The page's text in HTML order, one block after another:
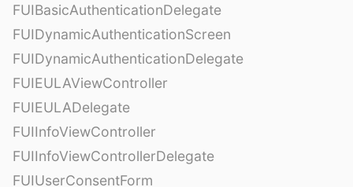
FUIBasicAuthenticationDelegate
FUIDynamicAuthenticationScreen
FUIDynamicAuthenticationDelegate
FUIEULAViewController
FUIEULADelegate
FUIInfoViewController
FUIInfoViewControllerDelegate
FUIUserConsentForm